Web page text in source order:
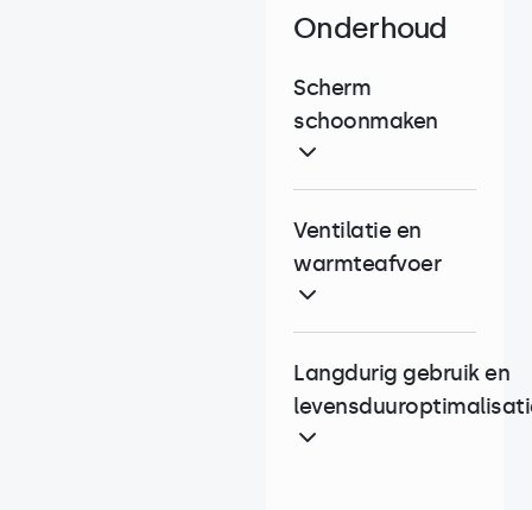
Onderhoud
Scherm
schoonmaken
Ventilatie en
warmteafvoer
Langdurig gebruik en